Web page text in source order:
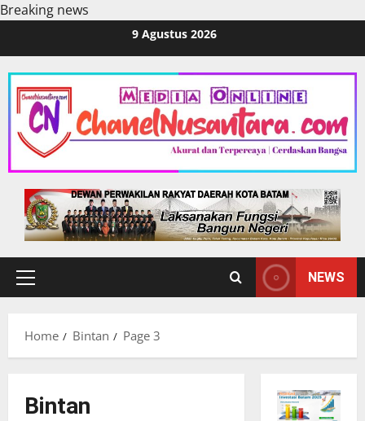
Breaking news
content
9 Agustus 2026
Primary
NEWS
Home Bintan Page 3
Bintan